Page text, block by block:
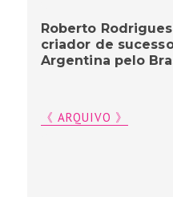
Roberto
criador de
Argentina pelo
《 ARQUIVO 》